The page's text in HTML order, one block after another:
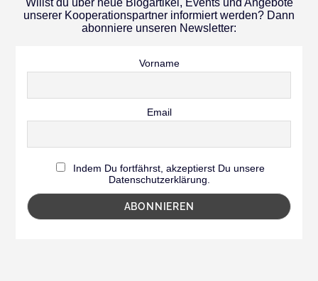
Willst du über neue Blogartikel, Events und Angebote
unserer Kooperationspartner informiert werden? Dann
abonniere unseren Newsletter:
Vorname
Email
Indem Du fortfährst, akzeptierst Du unsere
Datenschutzerklärung.